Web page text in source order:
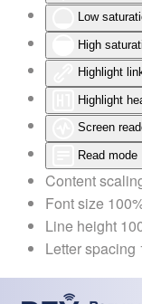
Low
High
Highlight
Highlight
Screen
Read mode
Content
Font size 100
Line height
Letter spacing